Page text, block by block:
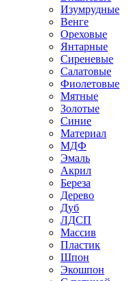
Изумрудные
Венге
Ореховые
Янтарные
Сиреневые
Салатовые
Фиолетовые
Мятные
Золотые
Синие
Материал
МДФ
Эмаль
Акрил
Береза
Дерево
Дуб
ЛДСП
Массив
Пластик
Шпон
Экошпон